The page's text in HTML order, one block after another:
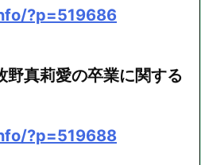
?p=519686
野真莉愛の卒業に関する
?p=519688